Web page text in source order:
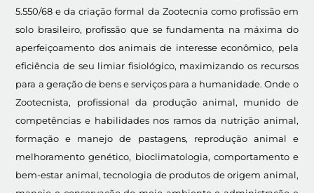
5.550/68 e da criação formal da Zootecnia como profissão em
solo brasileiro, profissão que se fundamenta na máxima do
aperfeiçoamento dos animais de interesse econômico, pela
eficiência de seu limiar fisiológico, maximizando os recursos
para a geração de bens e serviços para a humanidade. Onde o
Zootecnista, profissional da produção animal, munido de
competências e habilidades nos ramos da nutrição animal,
formação e manejo de pastagens, reprodução animal e
melhoramento genético, bioclimatologia, comportamento e
bem-estar animal, tecnologia de produtos de origem animal,